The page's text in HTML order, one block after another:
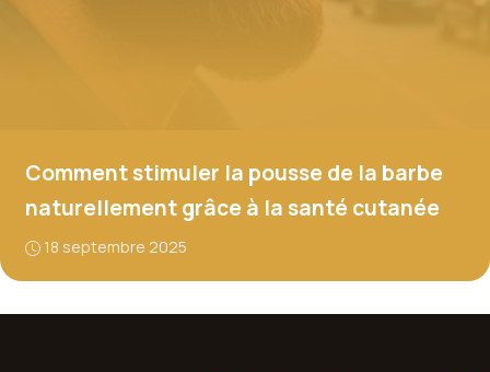
Comment stimuler la pousse de la barbe
naturellement grâce à la santé cutanée
18 septembre 2025